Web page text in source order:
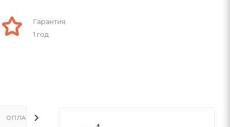
Гарантия
1 год
ОПЛАТА